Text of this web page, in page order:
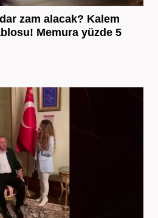
zam alacak? Kalem
Memura yüzde 5